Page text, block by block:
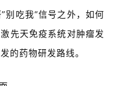
别吃我“信号之外，如何
先天免疫系统对肿瘤发
的药物研发路线。